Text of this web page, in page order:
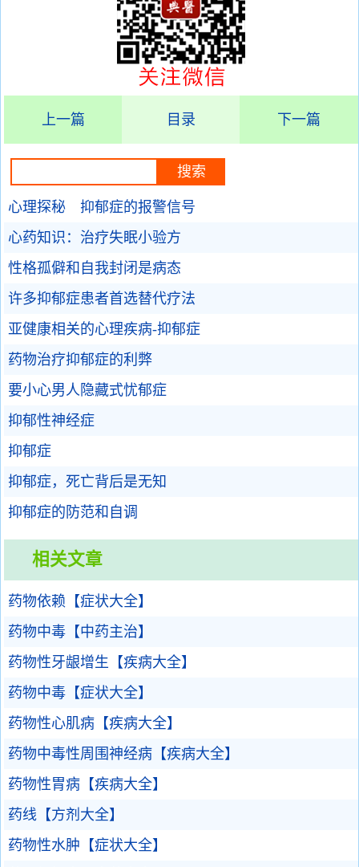
上一篇 目录 下一篇
心理探秘 抑郁症的报警信号
心药知识：治疗失眠小验方
性格孤僻和自我封闭是病态
许多抑郁症患者首选替代疗法
亚健康相关的心理疾病-抑郁症
药物治疗抑郁症的利弊
要小心男人隐藏式忧郁症
抑郁性神经症
抑郁症
抑郁症，死亡背后是无知
抑郁症的防范和自调
相关文章
药物依赖【症状大全】
药物中毒【中药主治】
药物性牙龈增生【疾病大全】
药物中毒【症状大全】
药物性心肌病【疾病大全】
药物中毒性周围神经病【疾病大全】
药物性胃病【疾病大全】
药线【方剂大全】
药物性水肿【症状大全】